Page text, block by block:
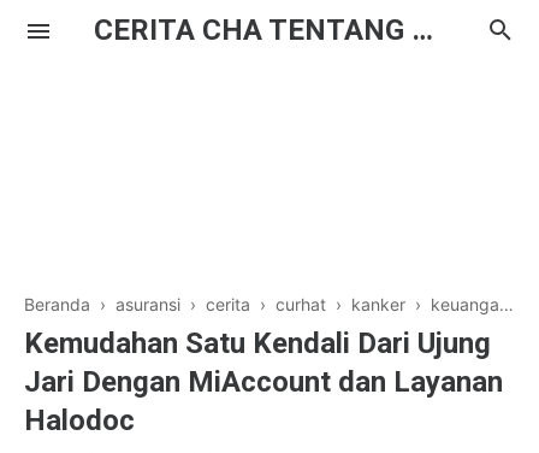
CERITA CHA TENTANG HAL BIASA
Beranda › asuransi › cerita › curhat › kanker › keuangan
Kemudahan Satu Kendali Dari Ujung
Jari Dengan MiAccount dan Layanan
Halodoc